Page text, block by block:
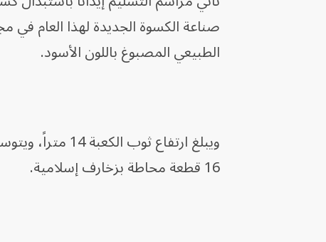
صناعة الكسوة الجديدة لهذا العام في
الطبيعي المصبوغ باللون الأسود.
16 قطعة محاطة بزخارف إسلامية.